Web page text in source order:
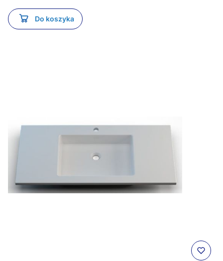
Do koszyka